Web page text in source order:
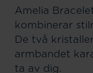
Amelia
kombinerar
De två
armbandet
ta av dig.